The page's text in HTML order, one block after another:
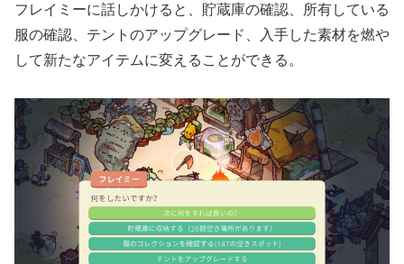
フレイミーに話しかけると、貯蔵庫の確認、所有している
服の確認、テントのアップグレード、入手した素材を燃や
して新たなアイテムに変えることができる。